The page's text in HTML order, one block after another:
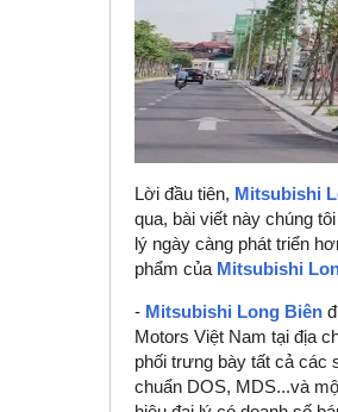
Lời đầu tiên, Mitsubishi
qua, bài viết này chúng
lý ngày càng phát triển
phẩm của Mitsubishi
- Mitsubishi Long Biên
Motors Việt Nam tại địa
phối trưng bày tất cả các
chuẩn DOS, MDS...và